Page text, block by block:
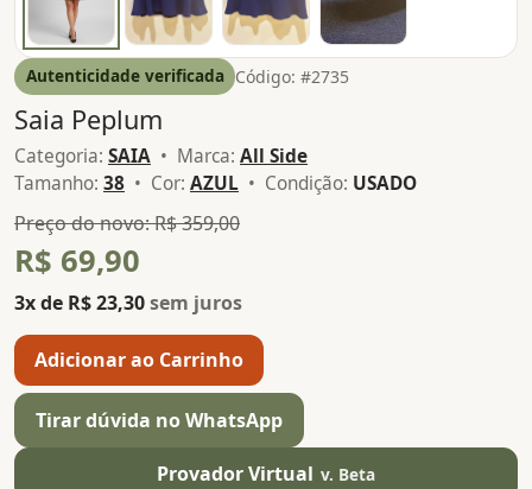
Autenticidade verificada Código: #2735
Saia Peplum
Categoria: SAIA • Marca: All Side
Tamanho: 38 • Cor: AZUL • Condição: USADO
Preço do novo: R$ 359,00
R$ 69,90
3x de R$ 23,30sem juros
Adicionar ao Carrinho
Tirar dúvida no WhatsApp
Provador Virtual v. Beta